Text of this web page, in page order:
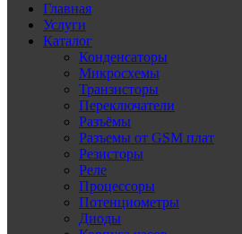
Главная
Услуги
Каталог
Конденсаторы
Микросхемы
Транзисторы
Переключатели
Разъёмы
Разъемы от GSM плат
Резисторы
Реле
Процессоры
Потенциометры
Диоды